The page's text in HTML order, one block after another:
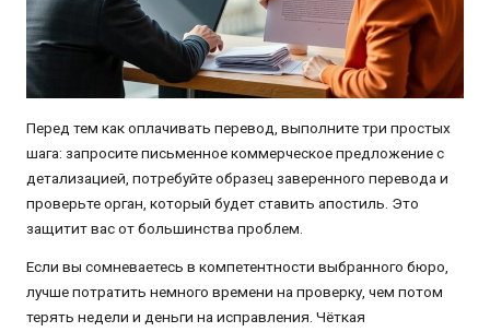
Перед тем как оплачивать перевод, выполните три простых
шага: запросите письменное коммерческое предложение с
детализацией, потребуйте образец заверенного перевода и
проверьте орган, который будет ставить апостиль. Это
защитит вас от большинства проблем.
Если вы сомневаетесь в компетентности выбранного бюро,
лучше потратить немного времени на проверку, чем потом
терять недели и деньги на исправления. Чёткая